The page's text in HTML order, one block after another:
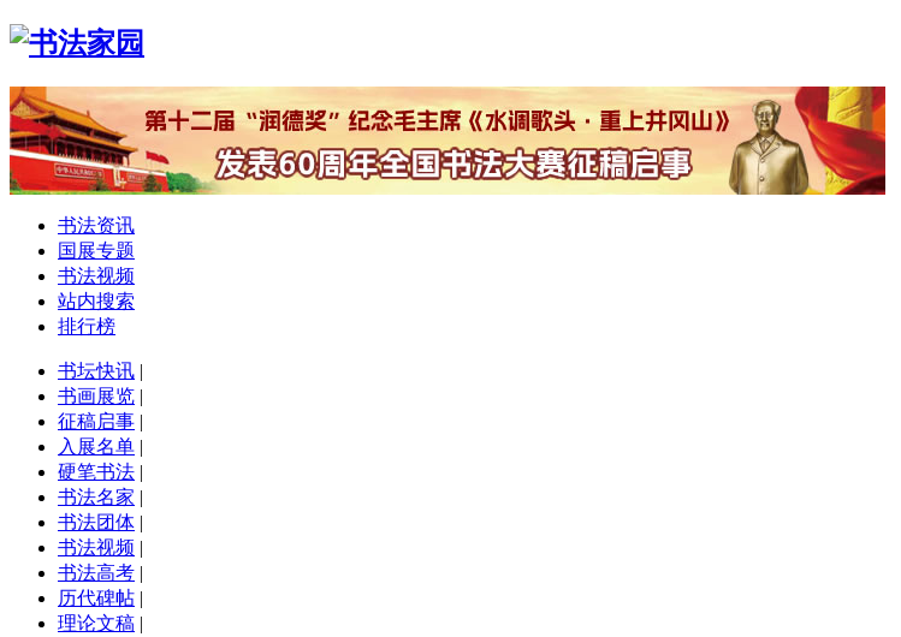
书法资讯
国展专题
书法视频
站内搜索
排行榜
书坛快讯 |
书画展览 |
征稿启事 |
入展名单 |
硬笔书法 |
书法名家 |
书法团体 |
书法视频 |
书法高考 |
历代碑帖 |
理论文稿 |